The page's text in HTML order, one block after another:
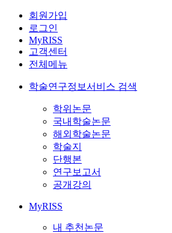
회원가입
로그인
MyRISS
고객센터
전체메뉴
학술연구정보서비스 검색
학위논문
국내학술논문
해외학술논문
학술지
단행본
연구보고서
공개강의
MyRISS
내 추천논문